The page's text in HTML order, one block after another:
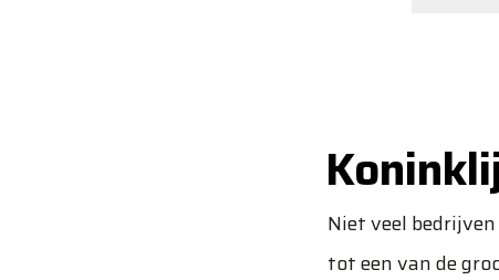
Niet veel
tot een van de